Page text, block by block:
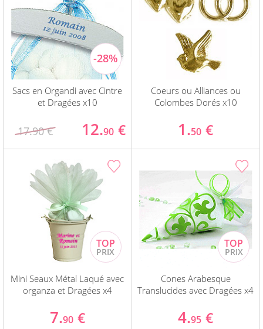
Sacs en Organdi avec Cintre
et Dragées x10
17.90 € 12.90 €
Coeurs ou Alliances ou
Colombes Dorés x10
1.50 €
Mini Seaux Métal Laqué avec
organza et Dragées x4
7.90 €
Cones Arabesque
Translucides avec Dragées x4
4.95 €